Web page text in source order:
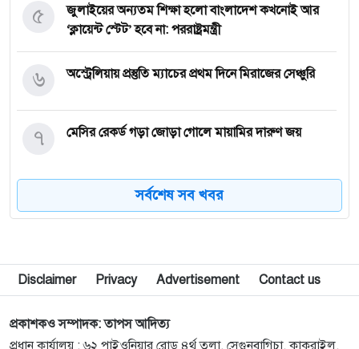
জুলাইয়ের অন্যতম শিক্ষা হলো বাংলাদেশ কখনোই আর
‘ক্লায়েন্ট স্টেট’ হবে না: পররাষ্ট্রমন্ত্রী
৫
অস্ট্রেলিয়ায় প্রস্তুতি ম্যাচের প্রথম দিনে মিরাজের সেঞ্চুরি
৬
মেসির রেকর্ড গড়া জোড়া গোলে মায়ামির দারুণ জয়
৭
২০৩০ বিশ্বকাপে ব্রাজিলের ভাগ্য বদলাতে পারেন যে ১০
তরুণ
সভাপতি হিসেবেই
৯
নেইমারকে ‘অবাঞ্ছিত’ ঘোষণার প্রস্তাব নিয়ে যা হলো
১০
সর্বশেষ সব খবর
Disclaimer Privacy Advertisement Contact us
প্রকাশকও সম্পাদক: তাপস আদিত্য
প্রধান কার্যালয় : ৬২ পাইওনিয়ার রোড ৪র্থ তলা, সেগুনবাগিচা, কাকরাইল,